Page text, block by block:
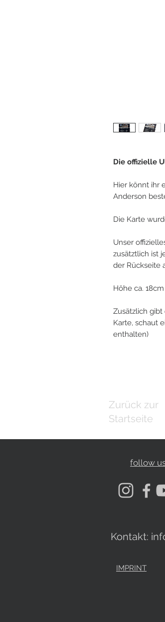
Die offizielle
Hier könnt ihr
Anderson
Die Karte
Unser
zusätztlich ist
der Rückseite
Höhe ca.
Zusätzlich
Karte, schaut
enthalten)
Zurück zur
Startseite
follow
Kontakt:
IMPRINT